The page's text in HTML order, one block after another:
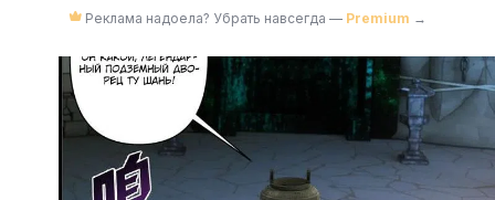
Реклама надоела? Убрать навсегда — Premium →